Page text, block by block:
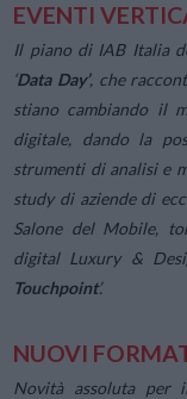
EVENTI
Il piano di IAB Italia
‘Data Day’, che
stiano cambiando il
digitale, dando la
strumenti di analisi e
study di aziende di
Salone del Mobile,
digital Luxury &
Touchpoint’.
NUOVI
Novità assoluta per